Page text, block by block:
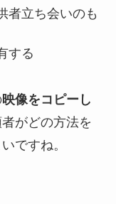
者立ち会いのも
する
映像をコピーし
がどの方法を
ですね。